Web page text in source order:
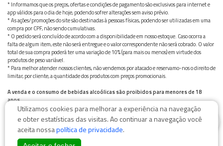
* Informamos que os preços, ofertas e condições de pagamento são exclusivos para internet e
app válidos para o dia de hoje, podendo sofrer alterações sem aviso prévio.
* As ações/promoções do site são destinadas à pessoas físicas, podendo ser utilizadas em uma
compra por CPF, não sendo cumulativas.
* O pedido será concluído de acordo com a disponibilidade em nosso estoque. Caso ocorra a
falta de algum item, este não será entregue e o valor correspondente não será cobrado. O valor
total de sua compra poderá ter uma variação de 10% (para mais ou menos) em virtude dos
produtos de peso variável.
* Para melhor atender nossos clientes, não vendemos por atacado e reservamo-nos o direito de
limitar, por cliente, a quantidade dos produtos com preços promocionais.
A venda e o consumo de bebidas alcoólicas são proibidos para menores de 18
anos.
Bebida alcoólica pode causar dependência química e, em excesso, provoca graves males à saúde.
Beba com moderação
Utilizamos cookies para melhorar a experiência na navegação
e obter estatísticas das visitas. Ao continuar a navegação você
aceita nossapolítica de privacidade.